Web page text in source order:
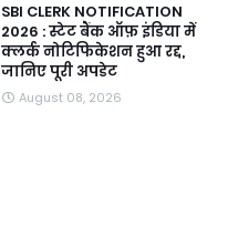
SBI CLERK NOTIFICATION
2026 : स्टेट बैंक ऑफ़ इंडिया में
क्लर्क नोटिफिकेशन हुआ रद्द,
जानिए पूरी अपडेट
August 08, 2026